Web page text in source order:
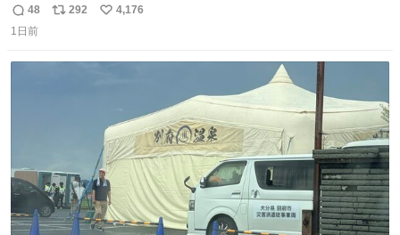
とがあります…。 もしかすると「電話の出方」に困ってい
るのかもしれません。 そこで「何を話せばいいか」が見え
返
信
48
リ
292
い
4,176
1日前